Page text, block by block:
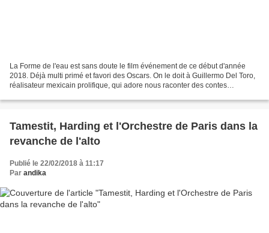
La Forme de l'eau est sans doute le film événement de ce début d'année
2018. Déjà multi primé et favori des Oscars. On le doit à Guillermo Del Toro,
réalisateur mexicain prolifique, qui adore nous raconter des contes
Tamestit, Harding et l'Orchestre de Paris dans la
revanche de l'alto
Publié le 22/02/2018 à 11:17
Par andika